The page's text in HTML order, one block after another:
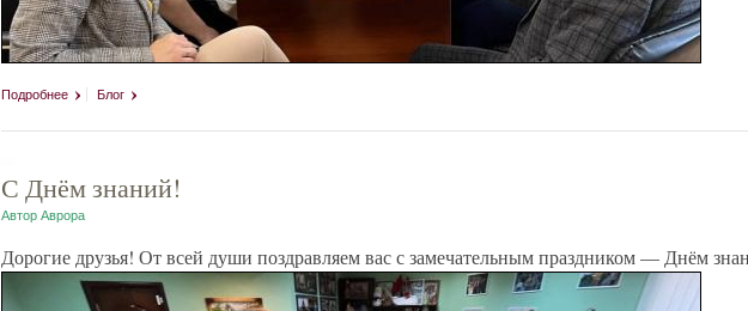
Подробнее Блог
С Днём знаний!
Автор Аврора
Дорогие друзья! От всей души поздравляем вас с замечательным праздником — Днём